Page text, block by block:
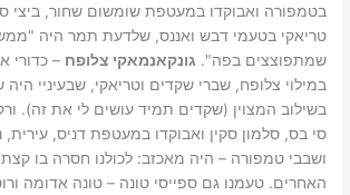
בטמפורה ואבוקדו במעטפת שומשום שחור, ביצי
טריאקי בטעמי דבש ואננס, שלדעת תמר היה
שמתפוצצים בפה".גונקאנמאקי צלופח – כדורי
במילוי צלופח, שברי שקדים וטריאקי, שבעיניי
בשילוב המצוין (שקדים תמיד עושים לי את זה).
סי בס, סלמון סקין ואבוקדו במעטפת דניס, עירית,
ושבבי טמפורה – היה מאכזב: לכולנו חסרה בו
האחרים. טעמנו גם ספייסי טונה – טונה אדומה